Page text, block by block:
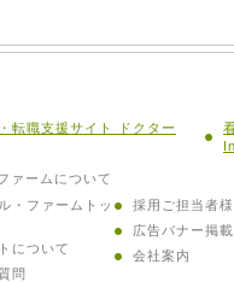
転職支援サイト ドクター
ァームについて
・ファームトッ
について
問
採用ご担当者様
広告バナー掲
会社案内